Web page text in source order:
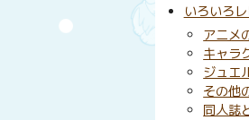
いろいろ
アニメ
キャラ
ジュエ
その他
同人誌